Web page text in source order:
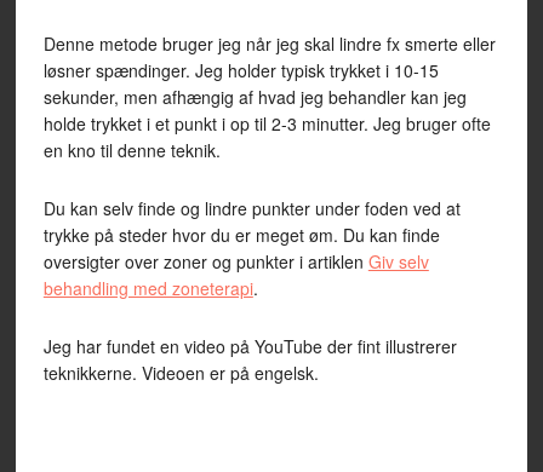
Denne metode bruger jeg når jeg skal lindre fx smerte eller
løsner spændinger. Jeg holder typisk trykket i 10-15
sekunder, men afhængig af hvad jeg behandler kan jeg
holde trykket i et punkt i op til 2-3 minutter. Jeg bruger ofte
en kno til denne teknik.
Du kan selv finde og lindre punkter under foden ved at
trykke på steder hvor du er meget øm. Du kan finde
oversigter over zoner og punkter i artiklen Giv selv
behandling med zoneterapi.
Jeg har fundet en video på YouTube der fint illustrerer
teknikkerne. Videoen er på engelsk.